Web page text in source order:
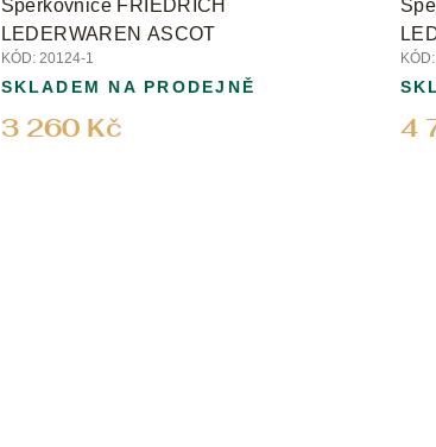
Šperkovnice FRIEDRICH
LEDERWAREN ASCOT
KÓD: 20124-1
3 260 Kč
SKLADEM NA PRODEJNĚ
KÓD:
4